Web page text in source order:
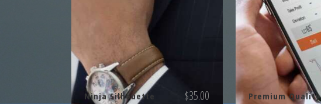
Ninja Silhouette $35.00 Premium Quality